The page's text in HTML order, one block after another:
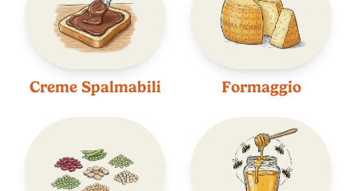
Creme Spalmabili Formaggio